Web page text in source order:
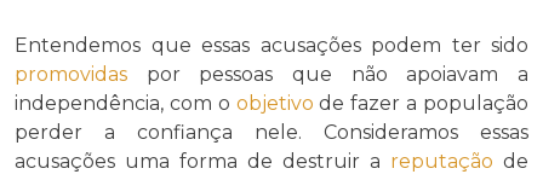
Entendemos que essas acusações podem ter sido
promovidas por pessoas que não apoiavam a
independência, com o objetivo de fazer a população
perder a confiança nele. Consideramos essas
acusações uma forma de destruir a reputação de